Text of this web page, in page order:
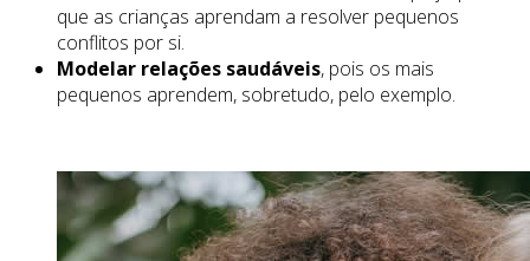
que as crianças aprendam a resolver pequenos
conflitos por si.
Modelar relações saudáveis, pois os mais
pequenos aprendem, sobretudo, pelo exemplo.